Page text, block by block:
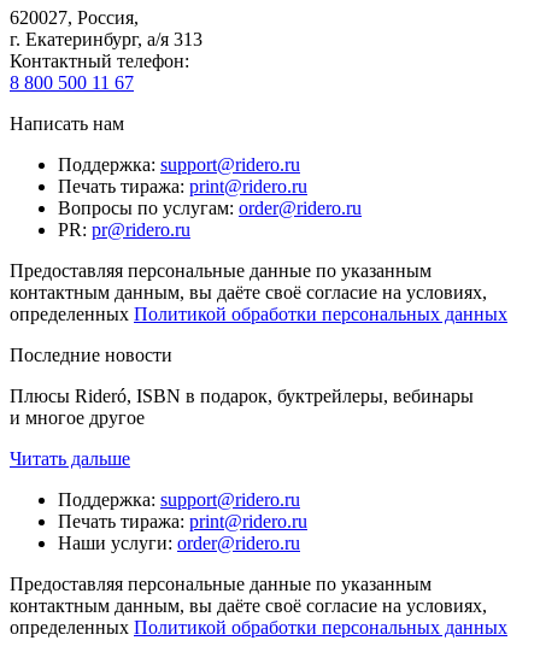
620027, Россия,
г. Екатеринбург, а/я 313
Контактный телефон:
8 800 500 11 67
Написать нам
Поддержка: support@ridero.ru
Печать тиража: print@ridero.ru
Вопросы по услугам: order@ridero.ru
PR: pr@ridero.ru
Предоставляя персональные данные по указанным
контактным данным, вы даёте своё согласие на условиях,
определенных Политикой обработки персональных данных
Последние новости
Плюсы Rideró, ISBN в подарок, буктрейлеры, вебинары
и многое другое
Читать дальше
Поддержка: support@ridero.ru
Печать тиража: print@ridero.ru
Наши услуги: order@ridero.ru
Предоставляя персональные данные по указанным
контактным данным, вы даёте своё согласие на условиях,
определенных Политикой обработки персональных данных